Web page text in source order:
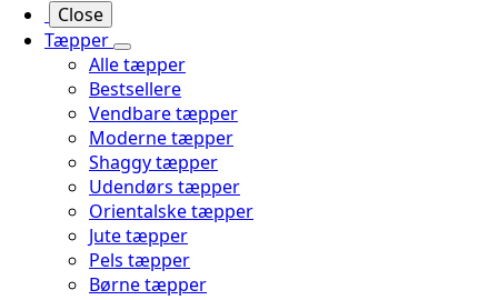
Close
Tæpper
Alle tæpper
Bestsellere
Vendbare tæpper
Moderne tæpper
Shaggy tæpper
Udendørs tæpper
Orientalske tæpper
Jute tæpper
Pels tæpper
Børne tæpper